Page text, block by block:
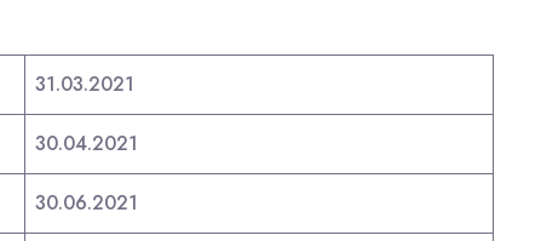
31.03.2021
30.04.2021
30.06.2021